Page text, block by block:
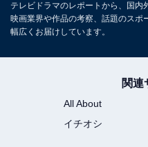
View this
テレビドラマのレポートから、国
映画業界や作品の考察、話題のスポ
幅広くお届けしています。
関連
All About
イチオシ